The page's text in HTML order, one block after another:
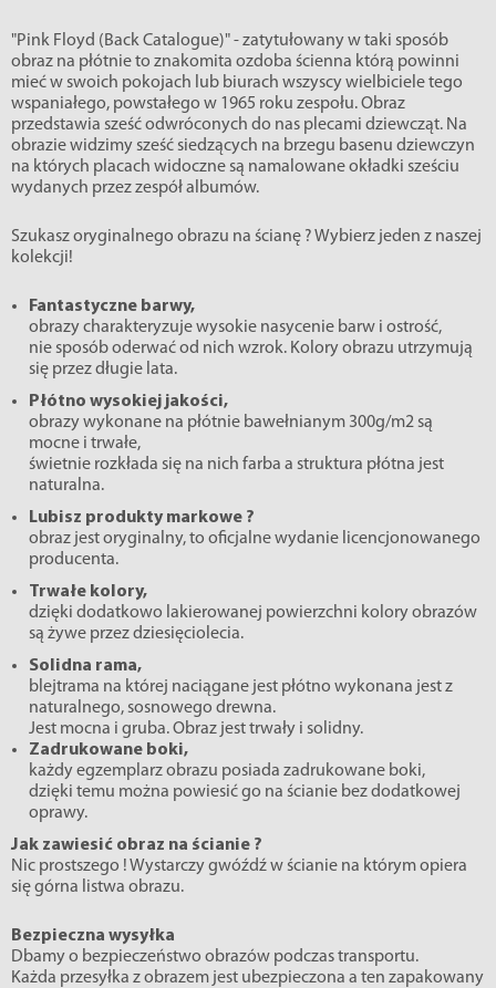
"Pink Floyd (Back Catalogue)" - zatytułowany w taki sposób
obraz na płótnie to znakomita ozdoba ścienna którą powinni
mieć w swoich pokojach lub biurach wszyscy wielbiciele tego
wspaniałego, powstałego w 1965 roku zespołu. Obraz
przedstawia sześć odwróconych do nas plecami dziewcząt. Na
obrazie widzimy sześć siedzących na brzegu basenu dziewczyn
na których placach widoczne są namalowane okładki sześciu
wydanych przez zespół albumów.
Szukasz oryginalnego obrazu na ścianę ? Wybierz jeden z naszej
kolekcji!
Fantastyczne barwy,
obrazy charakteryzuje wysokie nasycenie barw i ostrość,
nie sposób oderwać od nich wzrok. Kolory obrazu utrzymują
się przez długie lata.
Płótno wysokiej jakości,
obrazy wykonane na płótnie bawełnianym 300g/m2 są
mocne i trwałe,
świetnie rozkłada się na nich farba a struktura płótna jest
naturalna.
Lubisz produkty markowe ?
obraz jest oryginalny, to oficjalne wydanie licencjonowanego
producenta.
Trwałe kolory,
dzięki dodatkowo lakierowanej powierzchni kolory obrazów
są żywe przez dziesięciolecia.
Solidna rama,
blejtrama na której naciągane jest płótno wykonana jest z
naturalnego, sosnowego drewna.
Jest mocna i gruba. Obraz jest trwały i solidny.
Zadrukowane boki,
każdy egzemplarz obrazu posiada zadrukowane boki,
dzięki temu można powiesić go na ścianie bez dodatkowej
oprawy.
Jak zawiesić obraz na ścianie ?
Nic prostszego ! Wystarczy gwóźdź w ścianie na którym opiera
się górna listwa obrazu.
Bezpieczna wysyłka
Dbamy o bezpieczeństwo obrazów podczas transportu.
Każda przesyłka z obrazem jest ubezpieczona a ten zapakowany